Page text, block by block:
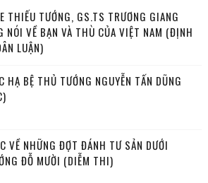
THIẾU TƯỚNG, GS.TS TRƯƠNG GIANG
NÓI VỀ BẠN VÀ THÙ CỦA VIỆT NAM (ĐỊNH
LUẬN)
HẠ BỆ THỦ TƯỚNG NGUYỄN TẤN DŨNG
VỀ NHỮNG ĐỢT ĐÁNH TƯ SẢN DƯỚI
ĐỖ MƯỜI (DIỄM THI)